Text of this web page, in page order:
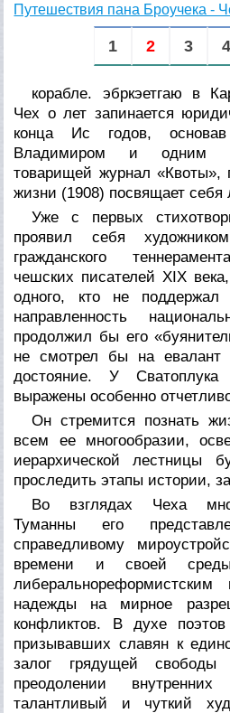
Путешествия пана Броучека -
1 2 3 4
корабле. эбркэетгаю в
Чех о лет запинается
конца Ис годов,
Владимиром и одним
товарищей журнал «Квоты»,
жизни (1908) посвящает себя
Уже с первых
проявил себя
гражданского
чешских писателей XIX
одного, кто не поддержал
направленность
продолжил бы его
не смотрел бы на евалант
достояние. У
выражены особенно
Он стремится познать
всем ее многообразии,
иерархической лестницы
проследить этапы истории,
Во взглядах Чеха
Туманны его
справедливому
времени и своей
либеральнореформистским
надежды на мирное
конфликтов. В духе поэтов
призывавших славян к
залог грядущей
преодолении
талантливый и чуткий